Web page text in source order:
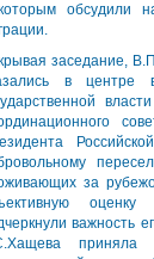
обсудили
заседание,
в центре
за
оценку
важность
приняла